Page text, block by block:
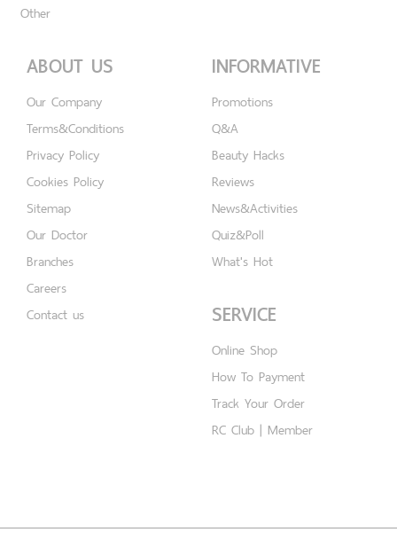
Other
ABOUT US
Our Company
Terms&Conditions
Privacy Policy
Cookies Policy
Sitemap
Our Doctor
Branches
Careers
Contact us
INFORMATIVE
Promotions
Q&A
Beauty Hacks
Reviews
News&Activities
Quiz&Poll
What's Hot
SERVICE
Online Shop
How To Payment
Track Your Order
RC Club | Member